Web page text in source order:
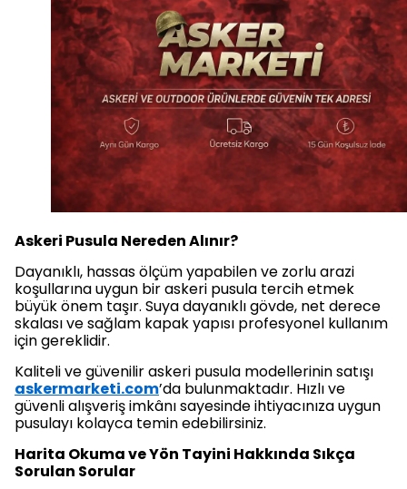
Askeri Pusula Nereden Alınır?
Dayanıklı, hassas ölçüm yapabilen ve zorlu arazi
koşullarına uygun bir askeri pusula tercih etmek
büyük önem taşır. Suya dayanıklı gövde, net derece
skalası ve sağlam kapak yapısı profesyonel kullanım
için gereklidir.
Kaliteli ve güvenilir askeri pusula modellerinin satışı
askermarketi.com’da bulunmaktadır. Hızlı ve
güvenli alışveriş imkânı sayesinde ihtiyacınıza uygun
pusulayı kolayca temin edebilirsiniz.
Harita Okuma ve Yön Tayini Hakkında Sıkça
Sorulan Sorular